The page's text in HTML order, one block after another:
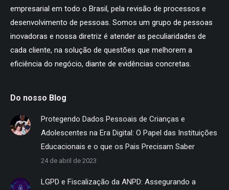
empresarial em todo o Brasil, pela revisão de processos e
desenvolvimento de pessoas. Somos um grupo de pessoas
inovadoras e nossa diretriz é atender as peculiaridades de
cada cliente, na solução de questões que melhorem a
eficiência do negócio, diante de evidências concretas.
Do nosso Blog
Protegendo Dados Pessoais de Crianças e
Adolescentes na Era Digital: O Papel das Instituições
Educacionais e o que os Pais Precisam Saber
24 de abril de 2023
LGPD e Fiscalização da ANPD: Assegurando a